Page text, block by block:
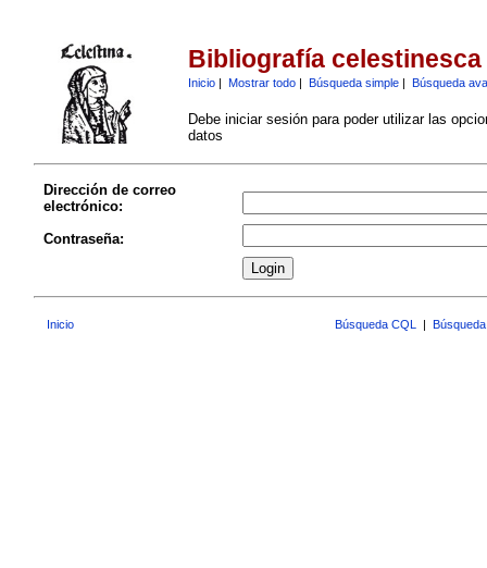
Bibliografía celestinesca
Inicio| Mostrar todo| Búsqueda simple| Búsqueda
Debe iniciar sesión para poder utilizar las
datos
Dirección de correo
electrónico:
Contraseña:
Inicio Búsqueda CQL |